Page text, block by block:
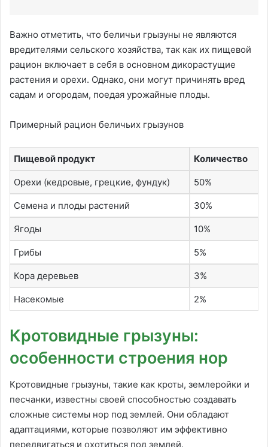
Важно отметить, что беличьи грызуны не являются
вредителями сельского хозяйства, так как их пищевой
рацион включает в себя в основном дикорастущие
растения и орехи. Однако, они могут причинять вред
садам и огородам, поедая урожайные плоды.
Примерный рацион беличьих грызунов
Пищевой продукт Количество
Орехи (кедровые, грецкие, фундук) 50%
Семена и плоды растений 30%
Ягоды 10%
Грибы 5%
Кора деревьев 3%
Насекомые 2%
Кротовидные грызуны:
особенности строения нор
Кротовидные грызуны, такие как кроты, землеройки и
песчанки, известны своей способностью создавать
сложные системы нор под землей. Они обладают
адаптациями, которые позволяют им эффективно
передвигаться и охотиться под землей.